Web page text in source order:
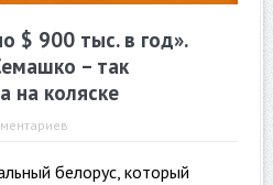
$ 900 тыс. в год».
– так
на коляске
белорус, который